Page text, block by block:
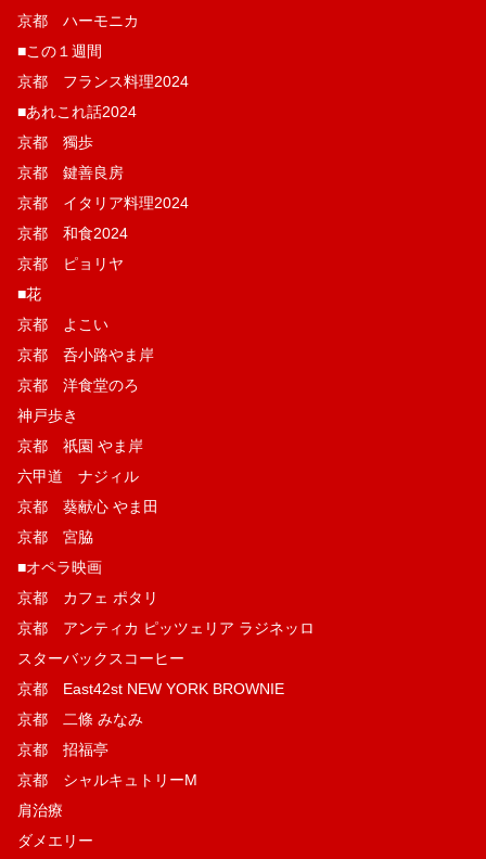
京都 ハーモニカ
■この１週間
京都 フランス料理2024
■あれこれ話2024
京都 獨歩
京都 鍵善良房
京都 イタリア料理2024
京都 和食2024
京都 ピョリヤ
■花
京都 よこい
京都 呑小路やま岸
京都 洋食堂のろ
神戸歩き
京都 祇園 やま岸
六甲道 ナジィル
京都 葵献心 やま田
京都 宮脇
■オペラ映画
京都 カフェ ポタリ
京都 アンティカ ピッツェリア ラジネッロ
スターバックスコーヒー
京都 East42st NEW YORK BROWNIE
京都 二條 みなみ
京都 招福亭
京都 シャルキュトリーM
肩治療
ダメエリー